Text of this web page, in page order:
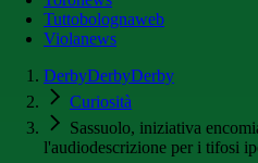
Tuttobolognaweb
Violanews
DerbyDerbyDerby
Curiosità
Sassuolo, iniziativa
l'audiodescrizione per i tifosi